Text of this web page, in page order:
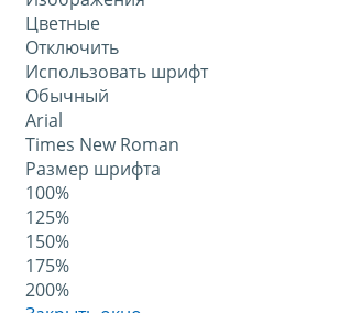
Цветные
Отключить
Использовать шрифт
Обычный
Arial
Times New Roman
Размер шрифта
100%
125%
150%
175%
200%